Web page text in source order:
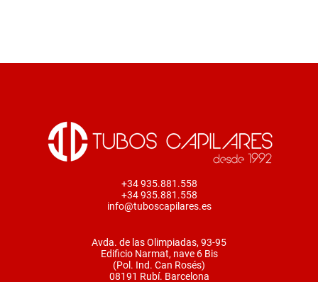
+34 935.881.558
+34 935.881.558
info@tuboscapilares.es
Avda. de las Olimpiadas, 93-95
Edificio Narmat, nave 6 Bis
(Pol. Ind. Can Rosés)
08191 Rubí. Barcelona